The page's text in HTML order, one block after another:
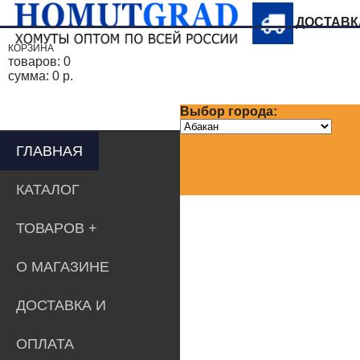
Выбор города:
КОРЗИНА
товаров: 0
сумма: 0 р.
ГЛАВНАЯ
КАТАЛОГ
ТОВАРОВ
О МАГАЗИНЕ
ДОСТАВКА И
ОПЛАТА